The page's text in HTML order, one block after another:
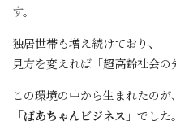
す。
独居世帯も増え続けており、
見方を変えれば「超高齢社会の
この環境の中から生まれたのが、
「ばあちゃんビジネス」 でした。